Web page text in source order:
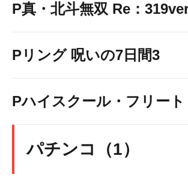
P真・北斗無双 Re：
Pリング 呪いの7日間3
Pハイスクール・フリー
パチンコ（1）